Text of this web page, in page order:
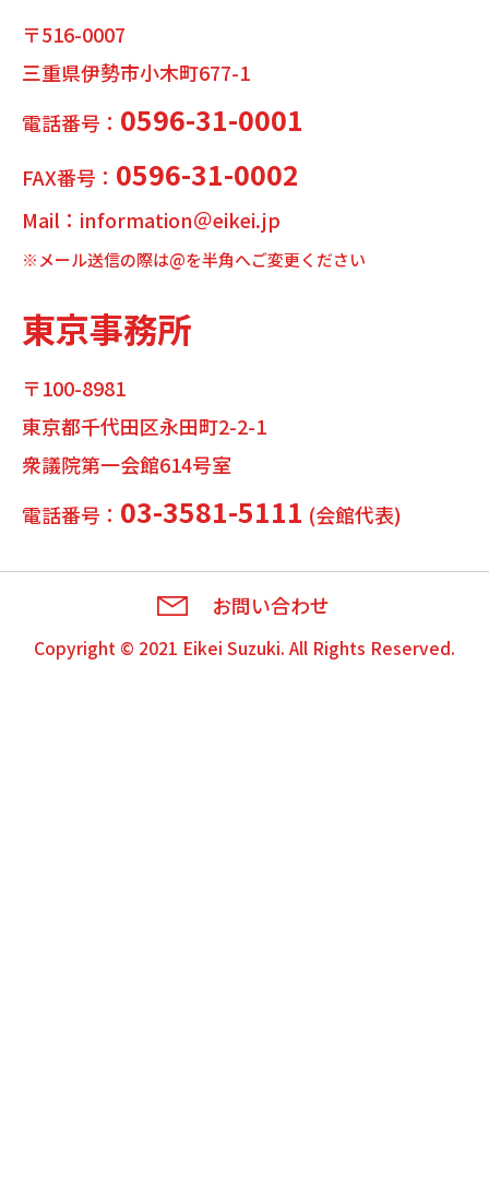
〒516-0007
三重県伊勢市小木町677-1
電話番号： 0596-31-0001
FAX番号： 0596-31-0002
Mail：information＠eikei.jp
※メール送信の際は@を半角へご変更ください
東京事務所
〒100-8981
東京都千代田区永田町2-2-1
衆議院第一会館614号室
電話番号： 03-3581-5111 (会館代表)
お問い合わせ
Copyright © 2021 Eikei Suzuki. All Rights Reserved.